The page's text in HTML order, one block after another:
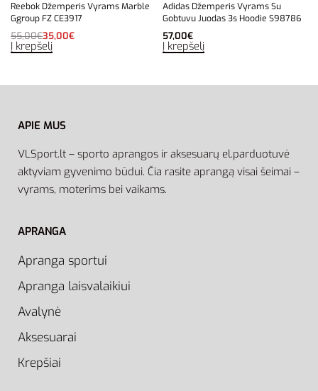
Reebok Džemperis Vyrams Marble
Ggroup FZ CE3917
55,00€35,00€
Į krepšelį
Adidas Džemperis Vyrams Su
Gobtuvu Juodas 3s Hoodie S98786
57,00€
Į krepšelį
APIE MUS
VLSport.lt – sporto aprangos ir aksesuarų el.parduotuvė
aktyviam gyvenimo būdui. Čia rasite aprangą visai šeimai –
vyrams, moterims bei vaikams.
APRANGA
Apranga sportui
Apranga laisvalaikiui
Avalynė
Aksesuarai
Krepšiai